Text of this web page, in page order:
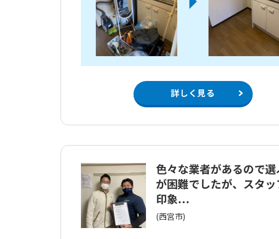
詳しく見る
色々な業者があるので選
が困難でしたが、スタッ
印象...
(西宮市)